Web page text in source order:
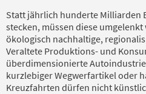
Statt jährlich hunderte Milliarden
stecken, müssen diese
ökologisch nachhaltige,
Veraltete Produktions- und
überdimensionierte
kurzlebiger Wegwerfartikel oder
Kreuzfahrten dürfen nicht